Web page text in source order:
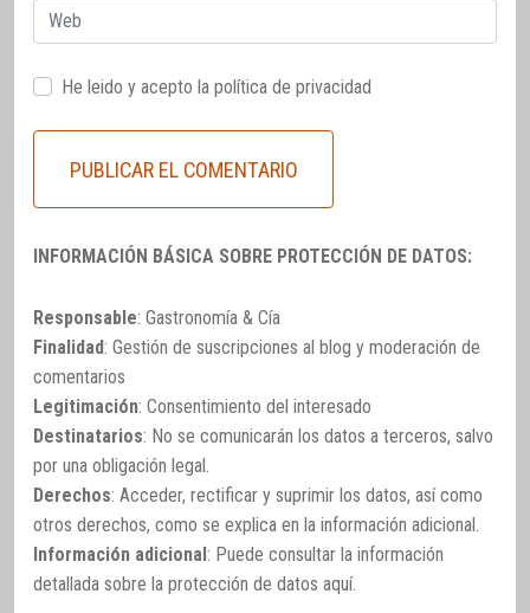
Web
He leido y acepto la política de privacidad
INFORMACIÓN BÁSICA SOBRE PROTECCIÓN DE DATOS:
Responsable: Gastronomía & Cía
Finalidad: Gestión de suscripciones al blog y moderación de
comentarios
Legitimación: Consentimiento del interesado
Destinatarios: No se comunicarán los datos a terceros, salvo
por una obligación legal.
Derechos: Acceder, rectificar y suprimir los datos, así como
otros derechos, como se explica en la información adicional.
Información adicional: Puede consultar la información
detallada sobre la protección de datos aquí.